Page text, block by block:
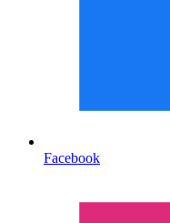
Facebook